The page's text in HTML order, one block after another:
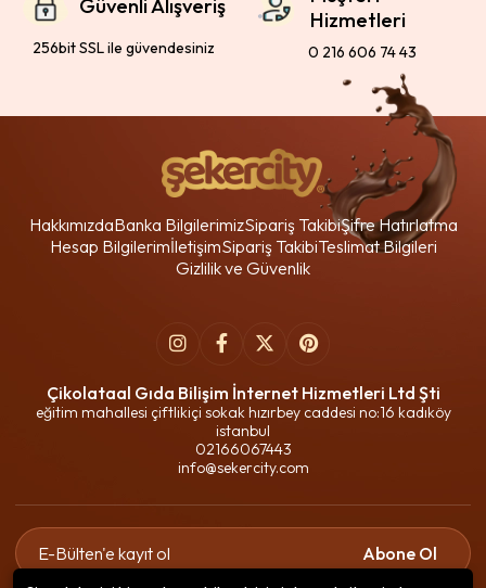
256bit SSL ile güvendesiniz
Hizmetleri
0 216 606 74 43
HakkımızdaBanka BilgilerimizSipariş TakibiŞifre Hatırlatma
Hesap BilgilerimİletişimSipariş TakibiTeslimat Bilgileri
Gizlilik ve Güvenlik
Çikolataal Gıda Bilişim İnternet Hizmetleri Ltd Şti
eğitim mahallesi çiftlikiçi sokak hızırbey caddesi no:16 kadıköy
istanbul
02166067443
info@sekercity.com
Abone Ol